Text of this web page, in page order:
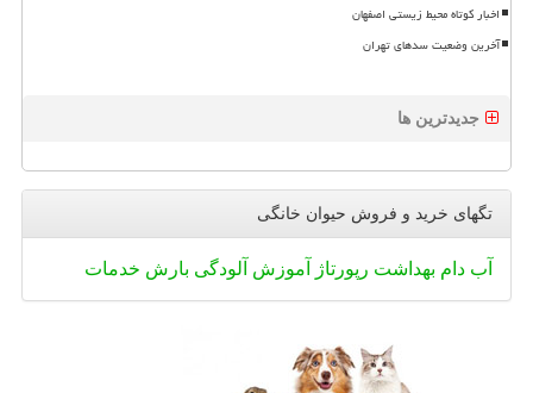
اخبار کوتاه محیط زیستی اصفهان
آخرین وضعیت سدهای تهران
جدیدترین ها
تگهای خرید و فروش حیوان خانگی
آب دام بهداشت رپورتاژ آموزش آلودگی بارش خدمات